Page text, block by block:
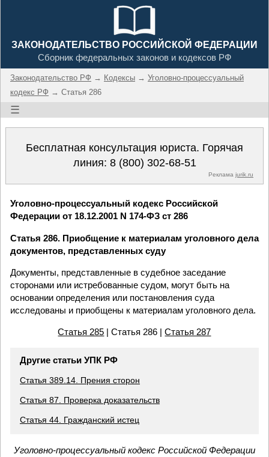
ЗАКОНОДАТЕЛЬСТВО РОССИЙСКОЙ ФЕДЕРАЦИИ
Сборник федеральных законов и кодексов РФ
Законодательство РФ → Кодексы → Уголовно-процессуальный
кодекс РФ → Статья 286
☰
Бесплатная консультация юриста. Горячая
линия: 8 (800) 302-68-51
Реклама jurik.ru
Уголовно-процессуальный кодекс Российской
Федерации от 18.12.2001 N 174-ФЗ ст 286
Статья 286. Приобщение к материалам уголовного дела
документов, представленных суду
Документы, представленные в судебное заседание
сторонами или истребованные судом, могут быть на
основании определения или постановления суда
исследованы и приобщены к материалам уголовного дела.
Статья 285 | Статья 286 |Статья 287
Другие статьи УПК РФ
Статья 389.14. Прения сторон
Статья 87. Проверка доказательств
Статья 44. Гражданский истец
Уголовно-процессуальный кодекс Российской Федерации